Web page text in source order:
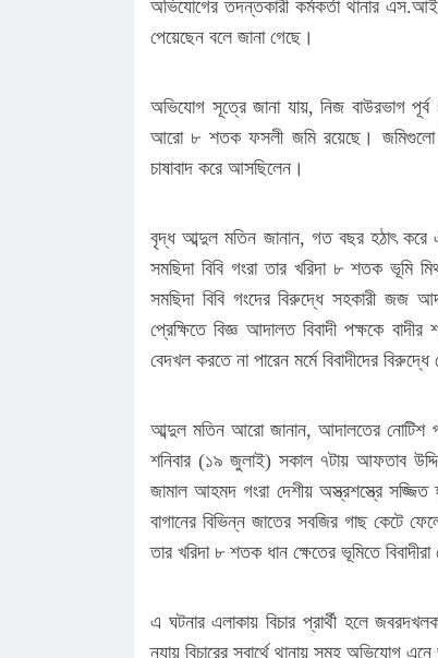
অভিযোগের তদন্তকারী কর্মকর্তা থানার এস.আই
পেয়েছেন বলে জানা গেছে।
অভিযোগ সূত্রে জানা যায়, নিজ বাউরভাগ
আরো ৮ শতক ফসলী জমি রয়েছে। জমিগুলো
চাষাবাদ করে আসছিলেন।
বৃদ্ধ আব্দুল মতিন জানান, গত বছর হঠাৎ করে
সমছিদা বিবি গংরা তার খরিদা ৮ শতক ভূমি
সমছিদা বিবি গংদের বিরুদ্ধে সহকারী জজ
প্রেক্ষিতে বিজ্ঞ আদালত বিবাদী পক্ষকে
বেদখল করতে না পারেন মর্মে বিবাদীদের
আব্দুল মতিন আরো জানান, আদালতের নোটিশ
শনিবার (১৯ জুলাই) সকাল ৭টায় আফতাব
জামাল আহমদ গংরা দেশীয় অস্ত্রশস্ত্রে
বাগানের বিভিন্ন জাতের সবজির গাছ কেটে
তার খরিদা ৮ শতক ধান ক্ষেতের ভূমিতে
এ ঘটনার এলাকায় বিচার প্রার্থী হলে
ন্যায় বিচারের স্বার্থে থানায় সমূহ অভিযোগ